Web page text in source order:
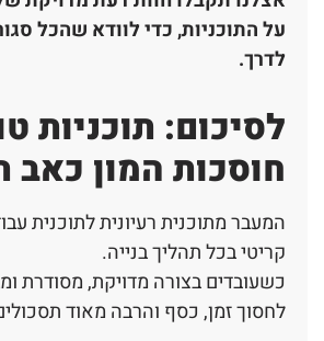
על התוכניות, כדי לוודא שהכל
לדרך.
לסיכום: תוכניות
חוסכות המון
המעבר מתוכנית רעיונית לתוכנית
קריטי בכל תהליך בנייה.
כשעובדים בצורה מדויקת, מסודרת
לחסוך זמן, כסף והרבה מאוד